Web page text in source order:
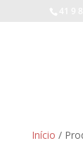
Início /